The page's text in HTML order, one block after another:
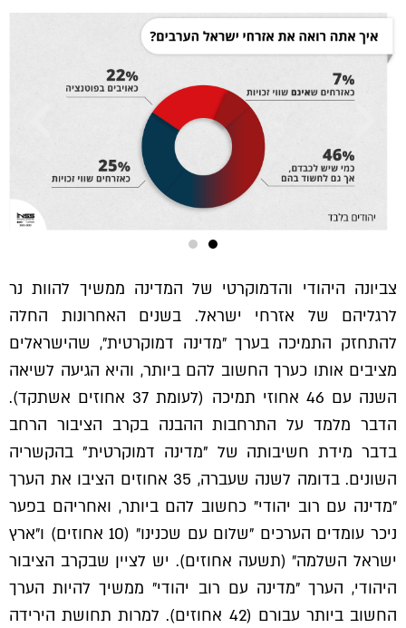
צביונה היהודי והדמוקרטי של המדינה ממשיך להוות נר
לרגליהם של אזרחי ישראל. בשנים האחרונות החלה
להתחזק התמיכה בערך ״מדינה דמוקרטית״, שהישראלים
מציבים אותו כערך החשוב להם ביותר, והיא הגיעה לשיאה
השנה עם 46 אחוזי תמיכה (לעומת 37 אחוזים אשתקד).
הדבר מלמד על התרחבות ההבנה בקרב הציבור הרחב
בדבר מידת חשיבותה של "מדינה דמוקרטית" בהקשריה
השונים. בדומה לשנה שעברה, 35 אחוזים הציבו את הערך
״מדינה עם רוב יהודי״ כחשוב להם ביותר, ואחריהם בפער
ניכר עומדים הערכים ״שלום עם שכנינו״ (10 אחוזים) ו״ארץ
ישראל השלמה״ (תשעה אחוזים). יש לציין שבקרב הציבור
היהודי, הערך ״מדינה עם רוב יהודי״ ממשיך להיות הערך
החשוב ביותר עבורם (42 אחוזים). למרות תחושת הירידה